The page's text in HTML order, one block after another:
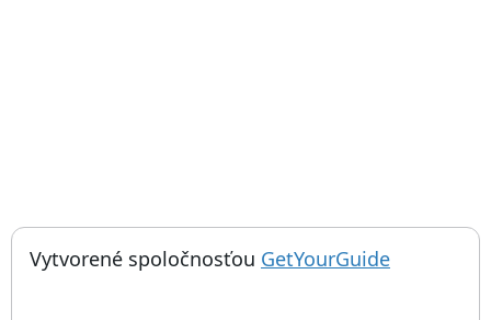
Things to do near Vianočný stromček na Mount Ingino,
Vytvorené spoločnosťou GetYourGuide; otvorí sa